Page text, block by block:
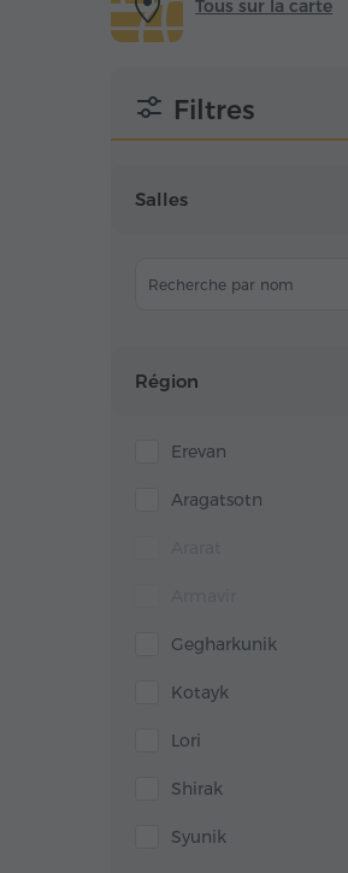
Filtres
Salles
Recherche par nom
Région
Erevan
Aragatsotn
Gegharkunik
Kotayk
Lori
Shirak
Syunik
Tous sur la carte